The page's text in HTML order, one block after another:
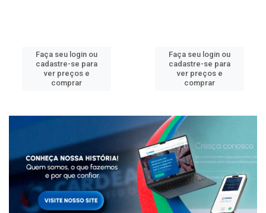
Faça seu login ou
cadastre-se para
ver preços e
comprar
Faça seu login ou
cadastre-se para
ver preços e
comprar